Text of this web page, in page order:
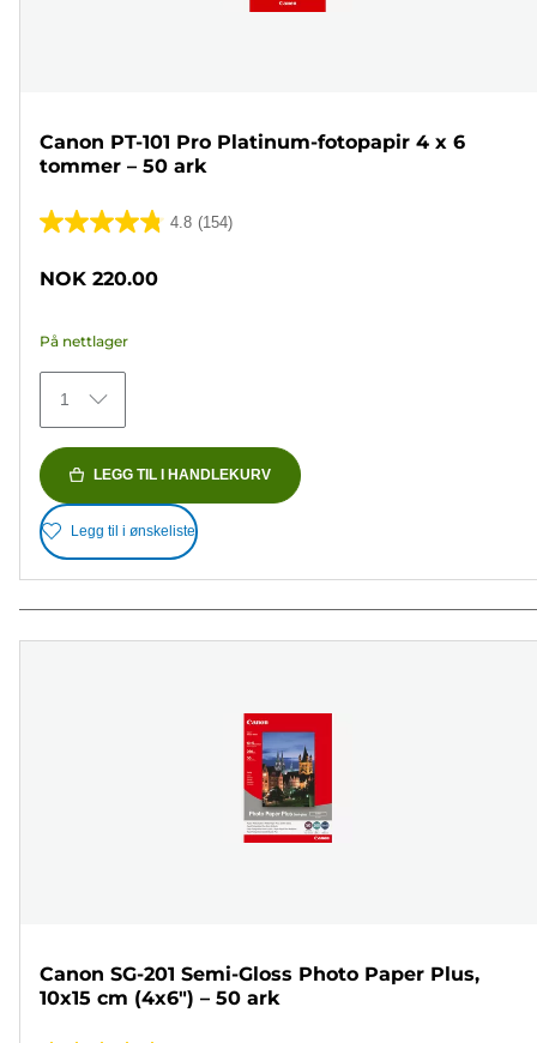
Canon PT-101 Pro Platinum-fotopapir 4 x 6
tommer – 50 ark
4.8 (154)
4.8
5
154
omtaler
NOK 220.00
På nettlager
1
LEGG TIL I HANDLEKURV
Legg til i ønskeliste
Canon SG-201 Semi-Gloss Photo Paper Plus,
10x15 cm (4x6") – 50 ark